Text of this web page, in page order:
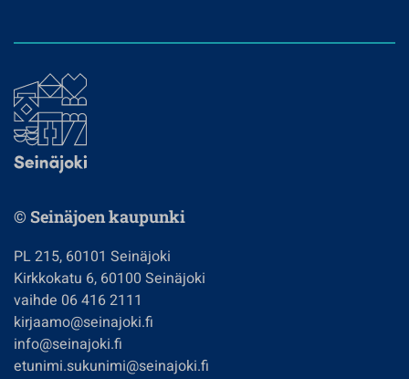
© Seinäjoen kaupunki
PL 215, 60101 Seinäjoki
Kirkkokatu 6, 60100 Seinäjoki
vaihde 06 416 2111
kirjaamo@seinajoki.fi
info@seinajoki.fi
etunimi.sukunimi@seinajoki.fi